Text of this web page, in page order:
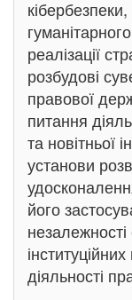
реалізації
розбудові
правової
питання
та новітньої
установи
його
незалежності
діяльності